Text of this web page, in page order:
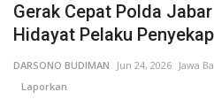
Gerak Cepat Polda
Hidayat Pelaku
DARSONO BUDIMAN Jun 24, 2026 Jawa
Laporkan